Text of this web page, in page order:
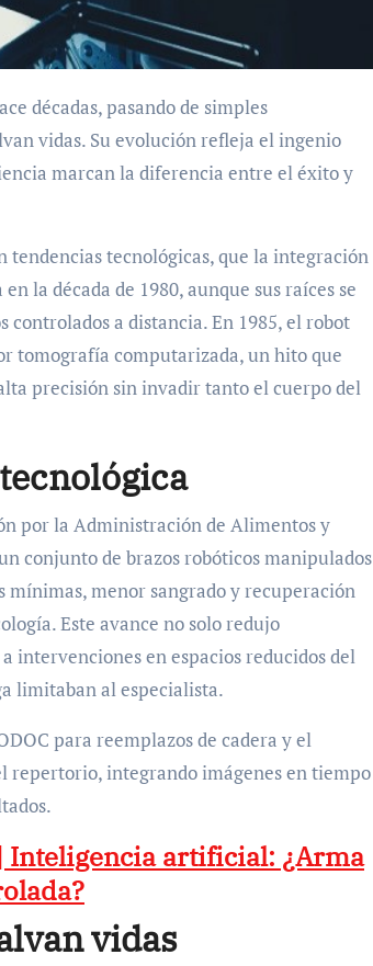
décadas, pasando de simples
vidas. Su evolución refleja el ingenio
marcan la diferencia entre el éxito y
tendencias tecnológicas, que la integración
la década de 1980, aunque sus raíces se
a distancia. En 1985, el robot
tomografía computarizada, un hito que
precisión sin invadir tanto el cuerpo del
por la Administración de Alimentos y
conjunto de brazos robóticos manipulados
menor sangrado y recuperación
Este avance no solo redujo
intervenciones en espacios reducidos del
limitaban al especialista.
para reemplazos de cadera y el
repertorio, integrando imágenes en tiempo
Inteligencia artificial: ¿Arma
vidas